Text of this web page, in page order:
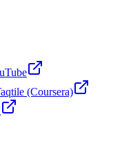
(Coursera)